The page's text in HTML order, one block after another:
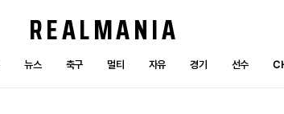
REALMANIA
뉴스 축구 멀티 자유 경기 선수